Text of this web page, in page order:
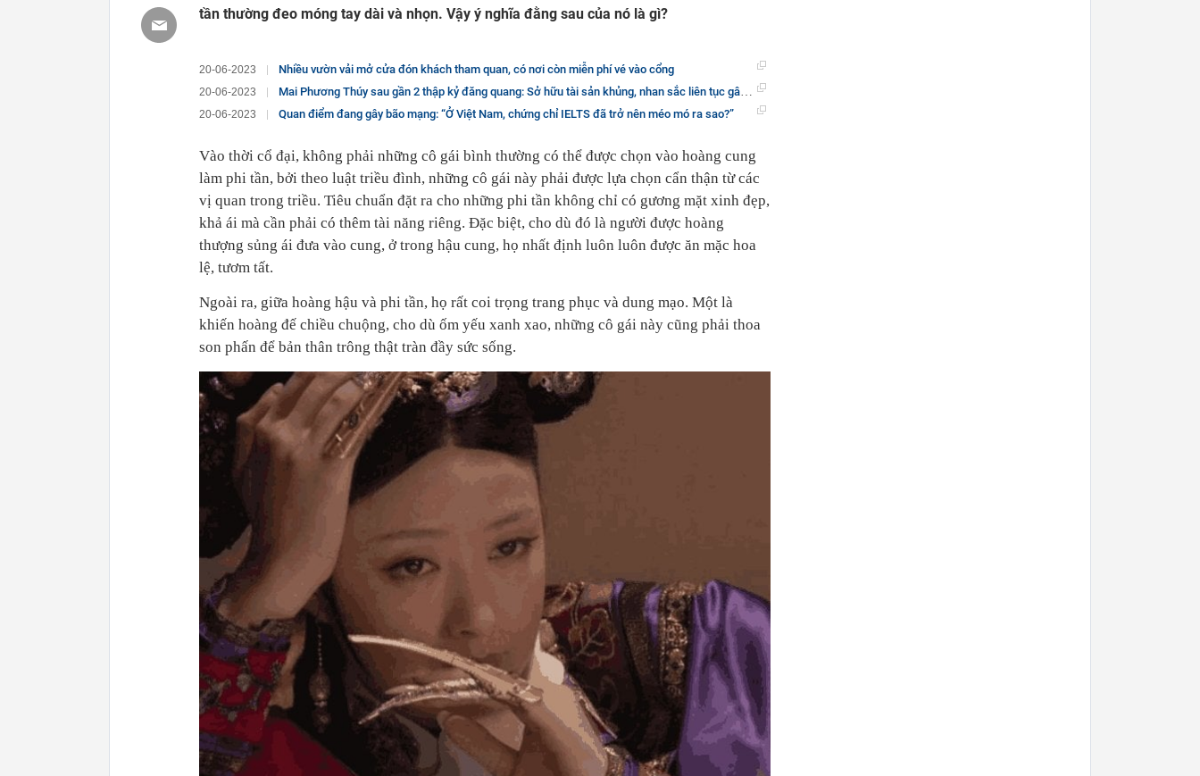
tần thường đeo móng tay dài và nhọn. Vậy ý nghĩa đằng sau của nó là gì?
20-06-2023 Nhiều vườn vải mở cửa đón khách tham quan, có nơi còn miễn phí vé vào cổng
20-06-2023 Mai Phương Thúy sau gần 2 thập kỷ đăng quang: Sở hữu tài sản khủng, nhan sắc liên tục gây chú ý
20-06-2023 Quan điểm đang gây bão mạng: “Ở Việt Nam, chứng chỉ IELTS đã trở nên méo mó ra sao?”
Vào thời cổ đại, không phải những cô gái bình thường có thể được chọn vào hoàng cung
làm phi tần, bởi theo luật triều đình, những cô gái này phải được lựa chọn cẩn thận từ các
vị quan trong triều. Tiêu chuẩn đặt ra cho những phi tần không chỉ có gương mặt xinh đẹp,
khả ái mà cần phải có thêm tài năng riêng. Đặc biệt, cho dù đó là người được hoàng
thượng sủng ái đưa vào cung, ở trong hậu cung, họ nhất định luôn luôn được ăn mặc hoa
lệ, tươm tất.
Ngoài ra, giữa hoàng hậu và phi tần, họ rất coi trọng trang phục và dung mạo. Một là
khiến hoàng đế chiều chuộng, cho dù ốm yếu xanh xao, những cô gái này cũng phải thoa
son phấn để bản thân trông thật tràn đầy sức sống.